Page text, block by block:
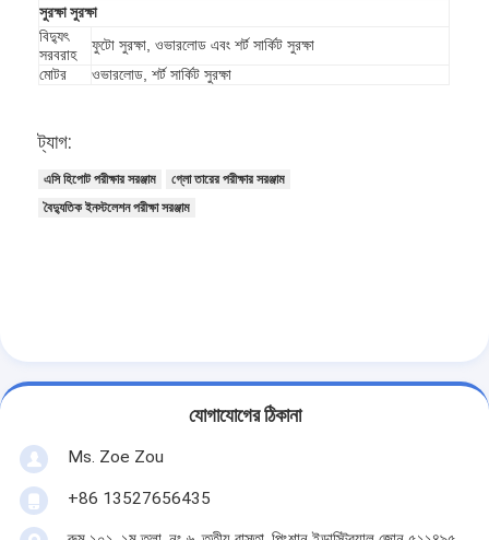
মেডিকেল ডিভাইস টেস্টিং সরঞ্জাম
IEC 62368 পরীক্ষার সরঞ্জাম
সুরক্ষা সুরক্ষা
বিদ্যুৎ
সরবরাহ
ফুটো সুরক্ষা, ওভারলোড এবং শর্ট সার্কিট সুরক্ষা
মোটর
ওভারলোড, শর্ট সার্কিট সুরক্ষা
ট্যাগ:
এসি হিপোট পরীক্ষার সরঞ্জাম
গ্লো তারের পরীক্ষার সরঞ্জাম
বৈদ্যুতিক ইনস্টলেশন পরীক্ষা সরঞ্জাম
যোগাযোগের ঠিকানা
Ms. Zoe Zou
+86 13527656435